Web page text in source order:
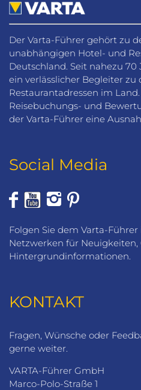
Der Varta-Führer gehört zu
unabhängigen Hotel- und
Deutschland. Seit nahezu 70
ein verlässlicher Begleiter
Restaurantadressen im
Reisebuchungs- und
der Varta-Führer eine
Social Media
Folgen Sie dem Varta-
Netzwerken für Neuigkeiten,
Hintergrundinformationen.
KONTAKT
Fragen, Wünsche oder
gerne weiter.
VARTA-Führer GmbH
Marco-Polo-Straße 1